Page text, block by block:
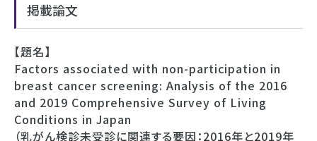
掲載論文
【題名】
Factors associated with non-participation in
breast cancer screening: Analysis of the 2016
and 2019 Comprehensive Survey of Living
Conditions in Japan
（乳がん検診未受診に関連する要因：2016年と2019年